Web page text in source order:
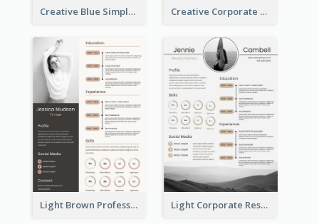
Creative Blue Simple Resume Creative Corporate Teal Resume
Light Brown Professional Resume Light Corporate Resume